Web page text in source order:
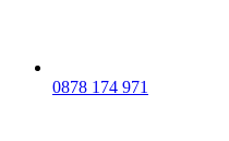
0878 174 971